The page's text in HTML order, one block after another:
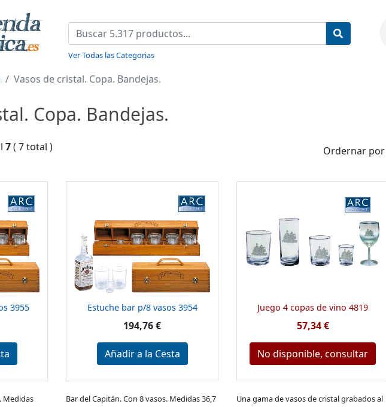
Ver Todas las Categorias
Vasos de cristal. Copa. Bandejas.
Copa. Bandejas.
7( 7 total ) Ordernar por
3955
Medidas
Estuche bar p/8 vasos 3954
194,76 €
Añadir a la Cesta
Bar del Capitán. Con 8 vasos. Medidas 36,7
Juego 4 copas de vino 4819
57,34 €
No disponible, consultar
Una gama de vasos de cristal grabados al